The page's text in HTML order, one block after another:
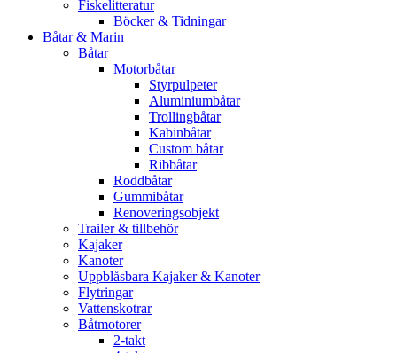
Fiskelitteratur
Böcker & Tidningar
Båtar & Marin
Båtar
Motorbåtar
Styrpulpeter
Aluminiumbåtar
Trollingbåtar
Kabinbåtar
Custom båtar
Ribbåtar
Roddbåtar
Gummibåtar
Renoveringsobjekt
Trailer & tillbehör
Kajaker
Kanoter
Uppblåsbara Kajaker & Kanoter
Flytringar
Vattenskotrar
Båtmotorer
2-takt